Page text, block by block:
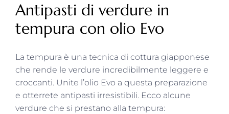
Antipasti di verdure in
tempura con olio Evo
La tempura è una tecnica di cottura giapponese
che rende le verdure incredibilmente leggere e
croccanti. Unite l’olio Evo a questa preparazione
e otterrete antipasti irresistibili. Ecco alcune
verdure che si prestano alla tempura: